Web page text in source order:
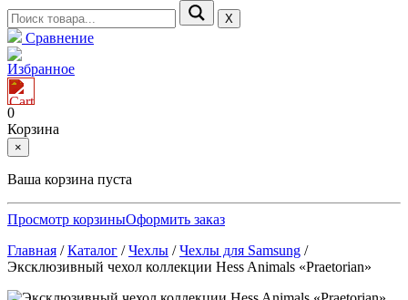
Х
Сравнение
Избранное
0
Корзина
×
Ваша корзина пуста
Просмотр корзиныОформить заказ
Главная /Каталог /Чехлы /Чехлы для Samsung /
Эксклюзивный чехол коллекции Hess Animals «Praetorian»